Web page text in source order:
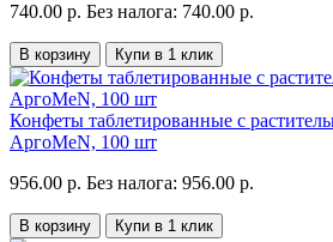
740.00 р. Без налога: 740.00 р.
В корзину Купи в 1 клик
Конфеты таблетированные с
АргоMeN, 100 шт
956.00 р. Без налога: 956.00 р.
В корзину Купи в 1 клик